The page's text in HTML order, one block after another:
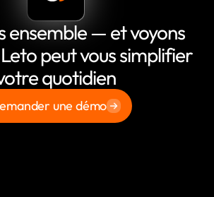
ensemble — et voyons
peut vous simplifier
quotidien
une démo